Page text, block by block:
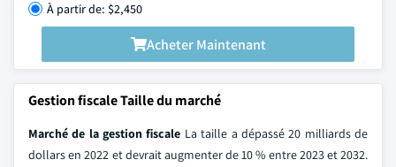
À partir de: $2,450
Acheter Maintenant
Gestion fiscale Taille du marché
Marché de la gestion fiscale La taille a dépassé 20 milliards de
dollars en 2022 et devrait augmenter de 10 % entre 2023 et 2032.